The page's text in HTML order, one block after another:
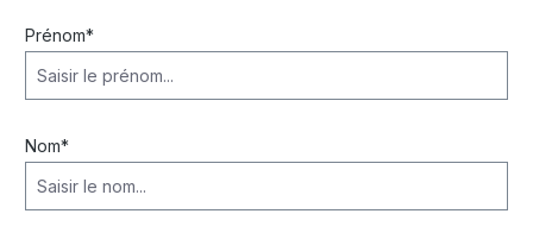
Prénom*
Nom*